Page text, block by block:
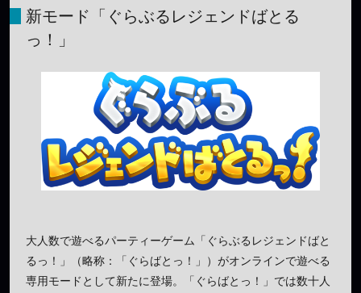
新モード「ぐらぶるレジェンドばとる
っ！」
大人数で遊べるパーティーゲーム「ぐらぶるレジェンドばと
るっ！」（略称：「ぐらばとっ！」）がオンラインで遊べる
専用モードとして新たに登場。「ぐらばとっ！」では数十人